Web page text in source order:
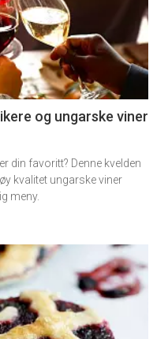
og ungarske viner
din favoritt? Denne kvelden
kvalitet ungarske viner
meny.